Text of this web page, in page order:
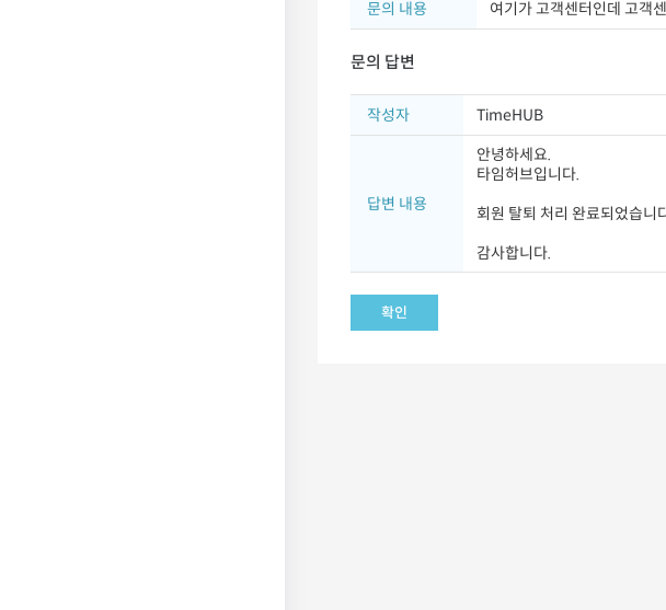
문의 내용 여기가 고객센터인데 고객
문의 답변
작성자 TimeHUB
답변 내용
안녕하세요.
타임허브입니다.
회원 탈퇴 처리 완료되었습니
감사합니다.
확인